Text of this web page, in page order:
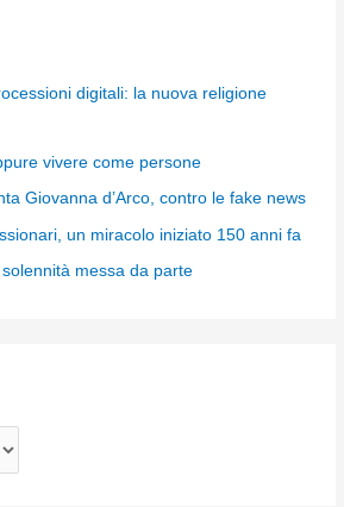
digitali: la nuova religione
vivere come persone
Giovanna d’Arco, contro le fake news
un miracolo iniziato 150 anni fa
solennità messa da parte